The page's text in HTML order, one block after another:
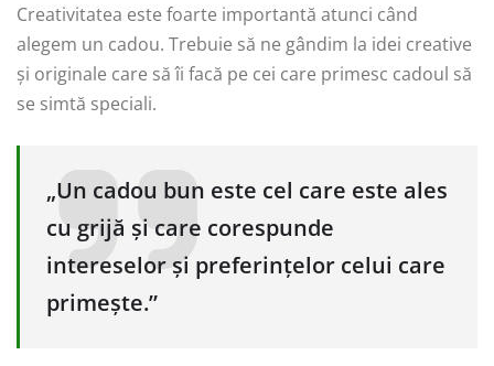
Creativitatea este foarte importantă atunci când
alegem un cadou. Trebuie să ne gândim la idei creative
și originale care să îi facă pe cei care primesc cadoul să
se simtă speciali.
„Un cadou bun este cel care este ales
cu grijă și care corespunde
intereselor și preferințelor celui care
primește.”